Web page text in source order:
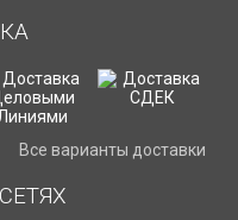
Все варианты доставки